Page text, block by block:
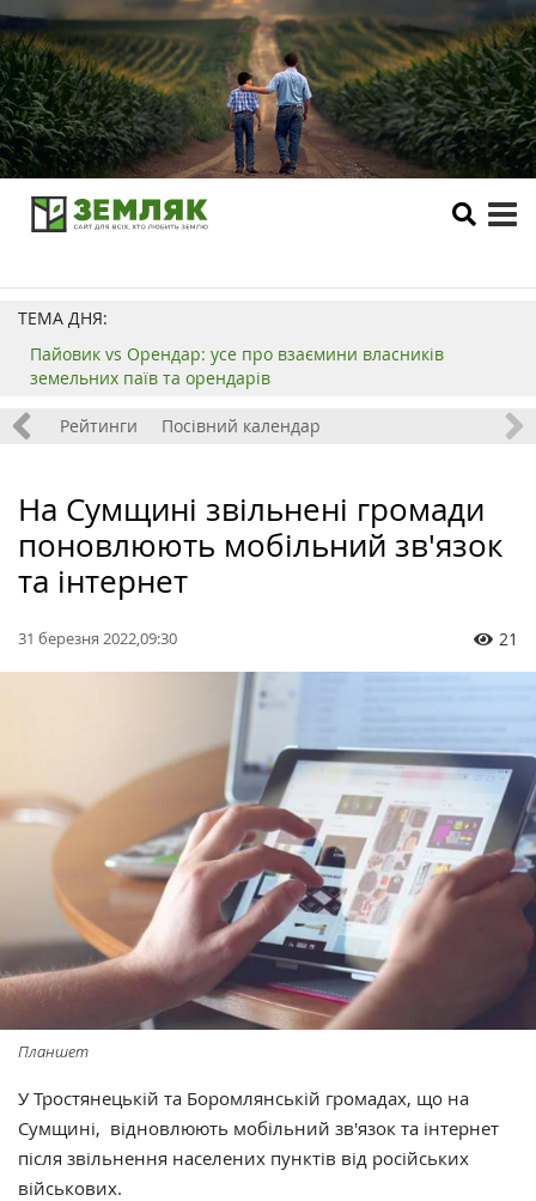
ТЕМА ДНЯ:
Пайовик vs Орендар: усе про взаємини власників
земельних паїв та орендарів
Рейтинги Посівний календар
На Сумщині звільнені громади
поновлюють мобільний зв'язок
та інтернет
31 березня 2022,09:30 21
Планшет
У Тростянецькій та Боромлянській громадах, що на
Сумщині, відновлюють мобільний зв'язок та інтернет
після звільнення населених пунктів від російських
військових.